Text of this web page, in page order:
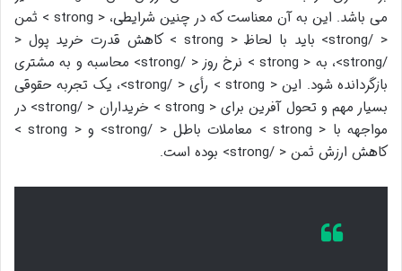
می باشد. این به آن معناست که در چنین شرایطی، < strong > ثمن
< /strong> باید با لحاظ < strong > کاهش قدرت خرید پول <
/strong>، به < strong > نرخ روز < /strong> محاسبه و به مشتری
بازگردانده شود. این < strong > رأی < /strong>، یک تجربه حقوقی
بسیار مهم و تحول آفرین برای < strong > خریداران < /strong> در
مواجهه با < strong > معاملات باطل < /strong> و < strong >
کاهش ارزش ثمن < /strong> بوده است.